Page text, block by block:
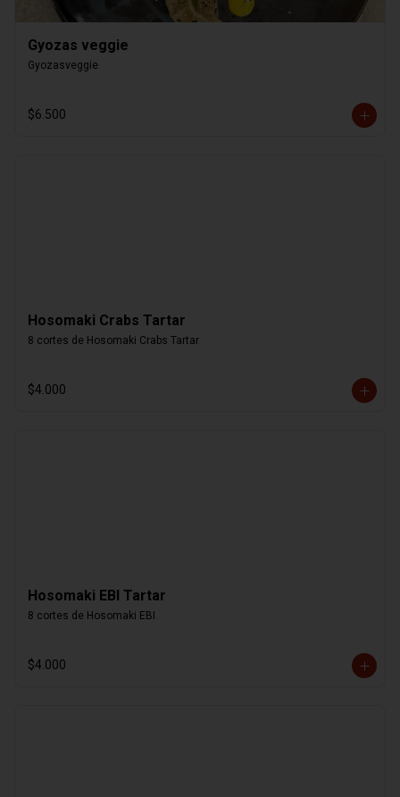
Gyozas veggie
Gyozasveggie
$6.500
Hosomaki Crabs Tartar
8 cortes de Hosomaki Crabs Tartar
$4.000
Hosomaki EBI Tartar
8 cortes de Hosomaki EBI
$4.000